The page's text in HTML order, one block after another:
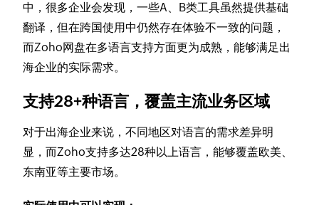
中，很多企业会发现，一些A、B类工具虽然提供基础
翻译，但在跨国使用中仍然存在体验不一致的问题，
而Zoho网盘在多语言支持方面更为成熟，能够满足出
海企业的实际需求。
支持28+种语言，覆盖主流业务区域
对于出海企业来说，不同地区对语言的需求差异明
显，而Zoho支持多达28种以上语言，能够覆盖欧美、
东南亚等主要市场。